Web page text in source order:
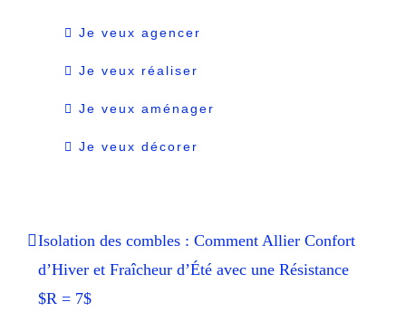
Je veux agencer
Je veux réaliser
Je veux aménager
Je veux décorer
Isolation des combles : Comment Allier Confort
d’Hiver et Fraîcheur d’Été avec une Résistance
$R = 7$